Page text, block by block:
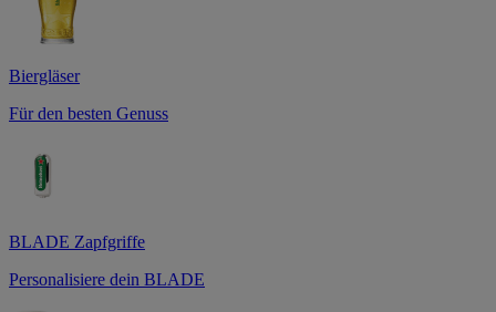
Biergläser
Für den besten Genuss
BLADE Zapfgriffe
Personalisiere dein BLADE